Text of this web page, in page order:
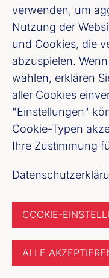
Lothar Wand
Recht und
+49 (30) 1663
E-Mail senden
Anna-Lara
Recht und
verwenden, um
Nutzung der
und Cookies, die
abzuspielen. Wenn
wählen, erklären
aller Cookies
"Einstellungen"
Cookie-Typen
Ihre Zustimmung
COOKIE-
ALLE